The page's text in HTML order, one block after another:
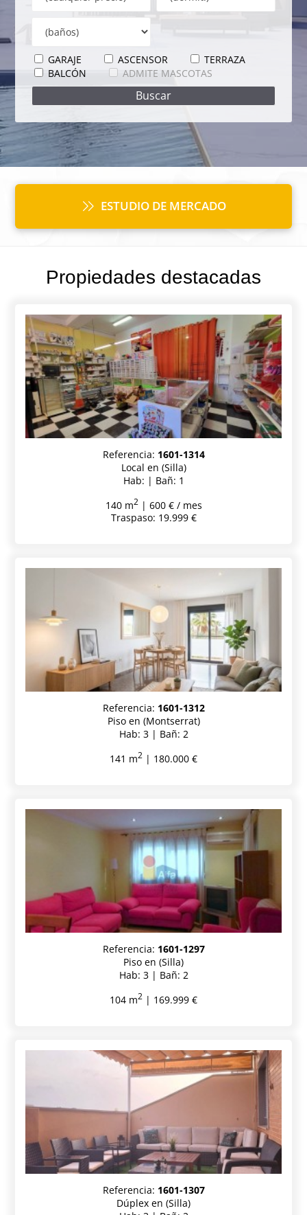
GARAJE ASCENSOR
TERRAZA
BALCÓN
ADMITE MASCOTAS
ESTUDIO DE MERCADO
Propiedades destacadas
Referencia: 1601-1314
Local en (Silla)
Hab: | Bañ: 1
140 m2| 600 € / mes
Traspaso: 19.999 €
Referencia: 1601-1312
Piso en (Montserrat)
Hab: 3 | Bañ: 2
141 m2 | 180.000 €
Referencia: 1601-1297
Piso en (Silla)
Hab: 3 | Bañ: 2
104 m2 | 169.999 €
Referencia: 1601-1307
Dúplex en (Silla)